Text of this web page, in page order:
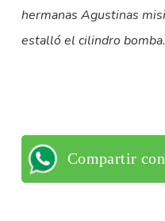
hermanas Agustinas
estalló el cilindro bomba.
Compartir